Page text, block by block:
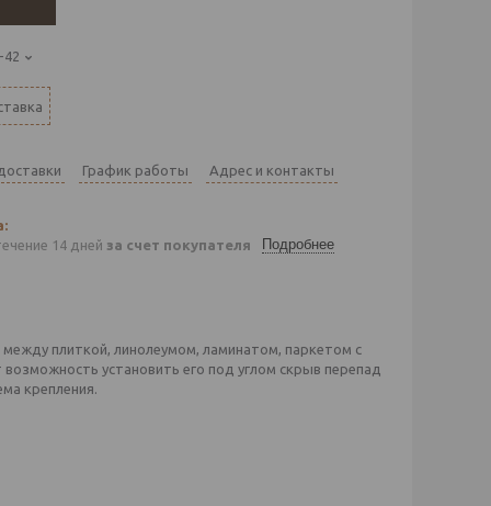
42
График работы Адрес и контакты
14 дней за счет покупателя Подробнее
плиткой, линолеумом, ламинатом, паркетом с
установить его под углом скрыв перепад
крепления.